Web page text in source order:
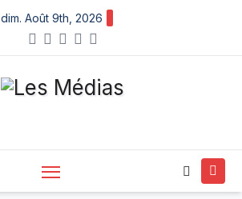
dim. Août 9th, 2026